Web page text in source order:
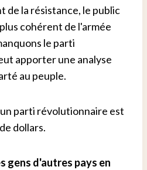
de la résistance, le public
cohérent de l'armée
le parti
apporter une analyse
au peuple.
parti révolutionnaire est
dollars.
gens d'autres pays en